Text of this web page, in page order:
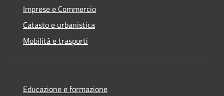
Imprese e Commercio
Catasto e urbanistica
Mobilità e trasporti
Educazione e formazione